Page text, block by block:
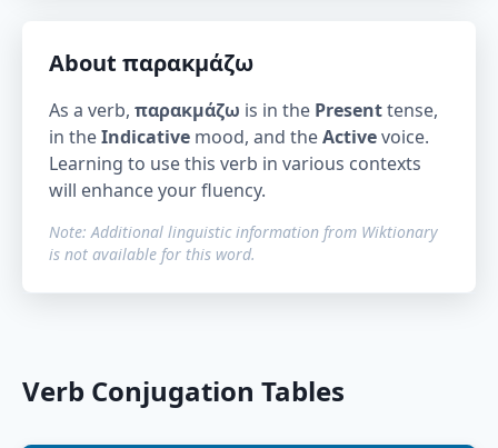
About παρακμάζω
As a verb, παρακμάζω is in the Presenttense,
in theIndicative mood, and theActivevoice.
Learning to use this verb in various contexts
will enhance your fluency.
Note: Additional linguistic information from Wiktionary
is not available for this word.
Verb Conjugation Tables